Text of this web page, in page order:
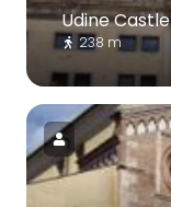
Udine Castle
238 m